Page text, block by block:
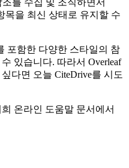
목을 최신 상태로 유지할 수
포함한 다양한 스타일의 참
있습니다. 따라서 Overleaf
다면 오늘 CiteDrive를 시도
온라인 도움말 문서에서